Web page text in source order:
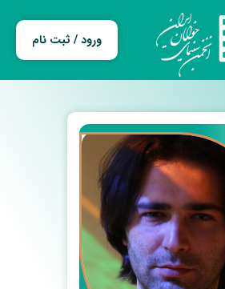
ورود / ثبت نام